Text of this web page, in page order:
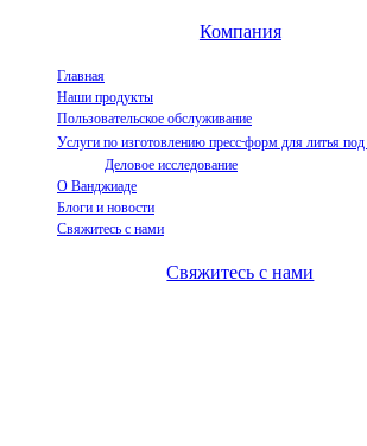
Компания
Главная
Наши продукты
Пользовательское обслуживание
Услуги по изготовлению пресс-форм для литья
Деловое исследование
О Ванджиаде
Блоги и новости
Свяжитесь с нами
Свяжитесь с нами